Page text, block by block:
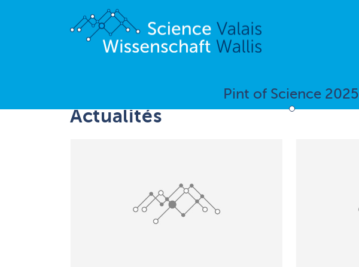
Pint of Science 2025
Actualités